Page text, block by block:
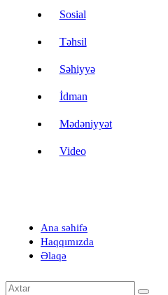
Sosial
Təhsil
Səhiyyə
İdman
Mədəniyyət
Video
Ana səhifə
Haqqımızda
Əlaqə